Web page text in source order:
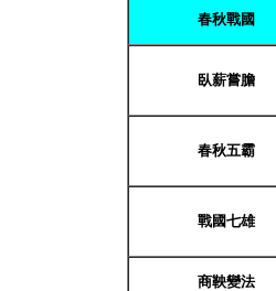
春秋戰國
臥薪嘗膽
春秋五霸
戰國七雄
商鞅變法